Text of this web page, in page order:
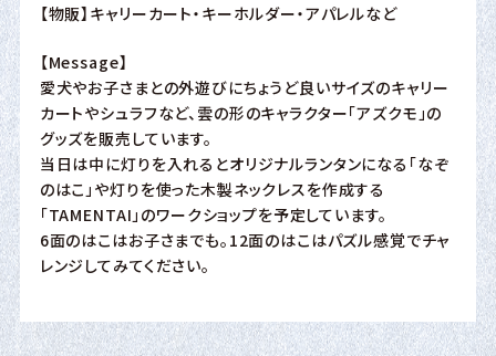
【物販】キャリーカート・キーホルダー・アパレルなど
【Message】
愛犬やお子さまとの外遊びにちょうど良いサイズのキャリー
カートやシュラフなど、雲の形のキャラクター「アズクモ」の
グッズを販売しています。
当日は中に灯りを入れるとオリジナルランタンになる「なぞ
のはこ」や灯りを使った木製ネックレスを作成する
「TAMENTAI」のワークショップを予定しています。
6面のはこはお子さまでも。12面のはこはパズル感覚でチャ
レンジしてみてください。